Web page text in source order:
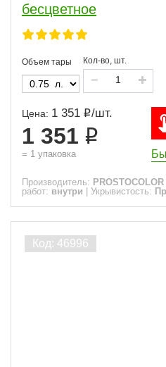
бесцветное
Объем тары Кол-во, шт.
Цена: 1 351 /шт.
1 351
= 1 упаковка
Производитель: PROSTOCOLOR
работ: внутри Укрывистость: